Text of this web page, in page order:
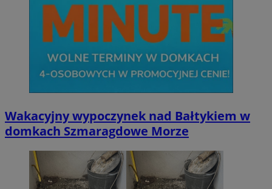
Wakacyjny wypoczynek nad Bałtykiem w
domkach Szmaragdowe Morze